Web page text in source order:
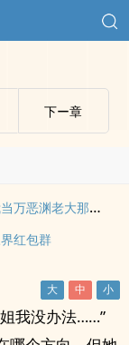
下ー章
我当万恶渊老大那些年
红包群
我没办法……”